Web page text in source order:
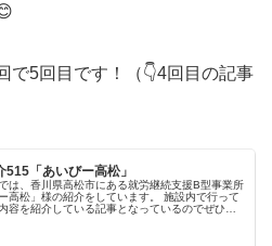
で5回目です！（👇4回目の記事
515「あいびー高松」
は、香川県高松市にある就労継続支援B型事業所
ー高松」様の紹介をしています。 施設内で行って
容を紹介している記事となっているのでぜひご